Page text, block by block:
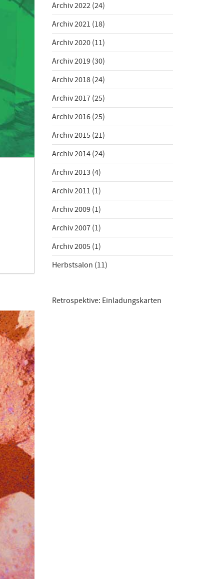
Archiv 2022 (24)
Archiv 2021 (18)
Archiv 2020 (11)
Archiv 2019 (30)
Archiv 2018 (24)
Archiv 2017 (25)
Archiv 2016 (25)
Archiv 2015 (21)
Archiv 2014 (24)
Archiv 2013 (4)
Archiv 2011 (1)
Archiv 2009 (1)
Archiv 2007 (1)
Archiv 2005 (1)
Herbstsalon (11)
Retrospektive: Einladungskarten